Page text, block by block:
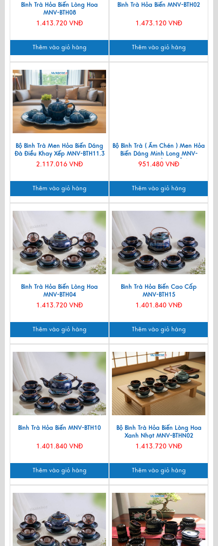
Bình Trà Hỏa Biến Lòng Hoa
MNV-BTH08
1.413.720 VNĐ
Thêm vào giỏ hàng
Bình Trà Hỏa Biến MNV-BTH02
1.473.120 VNĐ
Thêm vào giỏ hàng
Bộ Bình Trà Men Hỏa Biến Dáng
Đà Điểu Khay Xếp MNV-BTH11.3
2.117.016 VNĐ
Thêm vào giỏ hàng
Bộ Bình Trà ( Ấm Chén ) Men Hỏa
Biến Dáng Minh Long MNV-
BTMG02 (HÀNG ĐẶT)
951.480 VNĐ
Thêm vào giỏ hàng
Bình Trà Hỏa Biến Lòng Hoa
MNV-BTH04
1.413.720 VNĐ
Thêm vào giỏ hàng
Bình Trà Hỏa Biến Cao Cấp
MNV-BTH15
1.401.840 VNĐ
Thêm vào giỏ hàng
Bình Trà Hỏa Biến MNV-BTH10
1.401.840 VNĐ
Thêm vào giỏ hàng
Bộ Bình Trà Hỏa Biến Lòng Hoa
Xanh Nhạt MNV-BTHN02
1.413.720 VNĐ
Thêm vào giỏ hàng